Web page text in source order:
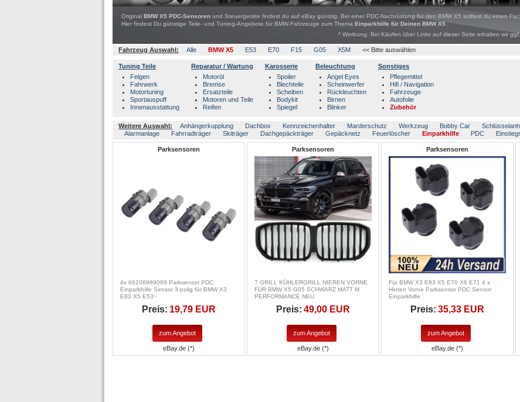
Original BMW X5 PDC-Sensoren und Steuergeräte findest du auf eBay günstig. Bei einer PDC-Nachrüstung für den BMW X5 solltest du einen
Hier findest Du günstige Teile- und Tuning-Angebote für BMW-Fahrzeuge zum Thema Einparkhilfe für Deinen BMW X5.
* Werbung: Bei Käufen über Links auf dieser Seite erhalten wir
Fahrzeug Auswahl: Alle BMW X5 E53 E70 F15 G05 X5M << Bitte auswählen
Tuning Teile
Felgen
Fahrwerk
Motortuning
Sportauspuff
Innenausstattung
Reparatur / Wartung
Motoröl
Bremse
Ersatzteile
Motoren und Teile
Reifen
Karosserie
Spoiler
Blechteile
Scheiben
Bodykit
Spiegel
Beleuchtung
Angel Eyes
Scheinwerfer
Rückleuchten
Birnen
Blinker
Sonstiges
Pflegemittel
Hifi / Navigation
Fahrzeuge
Autofolie
Zubehör
Weitere Auswahl: Anhängerkupplung Dachbox Kennzeichenhalter Marderschutz Werkzeug Bobby Car
Alarmanlage
Fahrradträger Skiträger Dachgepäckträger Gepäcknetz Feuerlöscher Einparkhilfe PDC
Parksensoren
4x 66206989069 Parksensor PDC
Einparkhilfe Sensor 3-polig für BMW X3
E83 X5 E53~
Preis: 19,79 EUR
zum Angebot
eBay.de (*)
Parksensoren
? GRILL KÜHLERGRILL NIEREN VORNE
FÜR BMW X5 G05 SCHWARZ MATT M
PERFORMANCE NEU
Preis: 49,00 EUR
zum Angebot
eBay.de (*)
Parksensoren
Für BMW X3 E83 X5 E70 X6 E71 4 x
Hinten Vorne Parksensor PDC Sensor
Einparkhilfe
Preis: 35,33 EUR
zum Angebot
eBay.de (*)